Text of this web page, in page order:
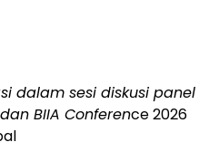
dalam sesi diskusi panel
BIIA Conference 2026